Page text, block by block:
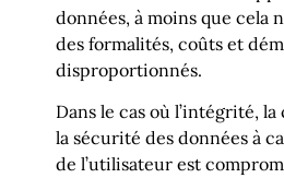
données, à moins que cela
des formalités, coûts et
disproportionnés.
Dans le cas où l’intégrité,
la sécurité des données à
de l’utilisateur est